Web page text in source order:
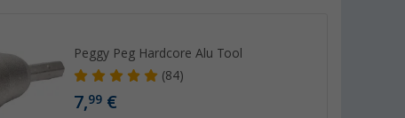
Peggy Peg Hardcore Alu Tool
(84)
7,99 €